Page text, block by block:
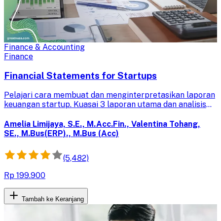
Finance & Accounting
Finance
Financial Statements for Startups
Pelajari cara membuat dan menginterpretasikan laporan
keuangan startup. Kuasai 3 laporan utama dan analisis
yang strategis.
Amelia Limijaya, S.E., M.Acc.Fin., Valentina Tohang,
SE., M.Bus(ERP)., M.Bus (Acc)
(5,482)
Rp 199.900
Tambah ke Keranjang